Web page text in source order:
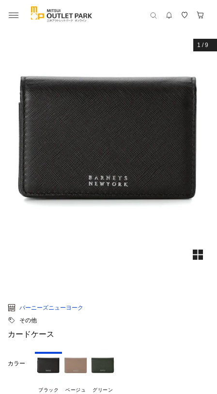
1 /9
バーニーズニューヨーク
その他
カードケース
カラー
ブラック ベージュ グリーン